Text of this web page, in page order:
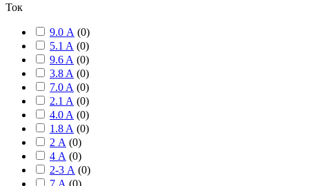
Ток
9.0 А (0)
5.1 A (0)
9.6 A (0)
3.8 A (0)
7.0 A (0)
2.1 A (0)
4.0 A (0)
1.8 A (0)
2 А (0)
4 А (0)
2-3 А (0)
7 А (0)